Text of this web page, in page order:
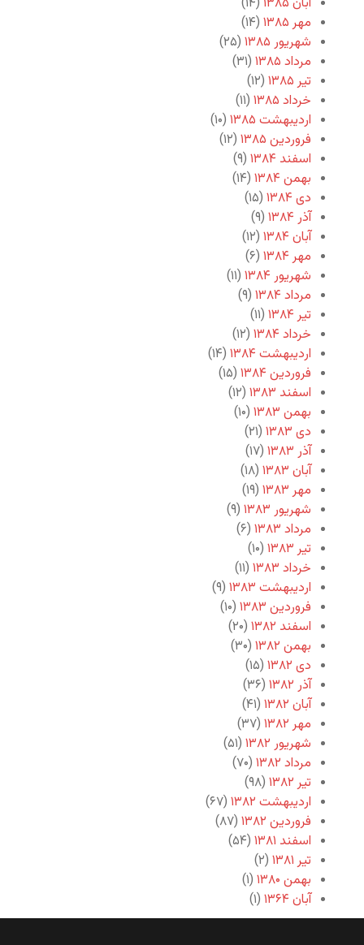
مهر ۱۳۸۵
(۱۴)
شهریور ۱۳۸۵
(۲۵)
مرداد ۱۳۸۵
(۳۱)
تیر ۱۳۸۵
(۱۲)
خرداد ۱۳۸۵
(۱۱)
اردیبهشت ۱۳۸۵
(۱۰)
فروردین ۱۳۸۵
(۱۲)
اسفند ۱۳۸۴
(۹)
بهمن ۱۳۸۴
(۱۴)
دی ۱۳۸۴
(۱۵)
آذر ۱۳۸۴
(۹)
آبان ۱۳۸۴
(۱۲)
مهر ۱۳۸۴
(۶)
شهریور ۱۳۸۴
(۱۱)
مرداد ۱۳۸۴
(۹)
تیر ۱۳۸۴
(۱۱)
خرداد ۱۳۸۴
(۱۲)
اردیبهشت ۱۳۸۴
(۱۴)
فروردین ۱۳۸۴
(۱۵)
اسفند ۱۳۸۳
(۱۲)
بهمن ۱۳۸۳
(۱۰)
دی ۱۳۸۳
(۲۱)
آذر ۱۳۸۳
(۱۷)
آبان ۱۳۸۳
(۱۸)
مهر ۱۳۸۳
(۱۹)
شهریور ۱۳۸۳
(۹)
مرداد ۱۳۸۳
(۶)
تیر ۱۳۸۳
(۱۰)
خرداد ۱۳۸۳
(۱۱)
اردیبهشت ۱۳۸۳
(۹)
فروردین ۱۳۸۳
(۱۰)
اسفند ۱۳۸۲
(۲۰)
بهمن ۱۳۸۲
(۳۰)
دی ۱۳۸۲
(۱۵)
آذر ۱۳۸۲
(۳۶)
آبان ۱۳۸۲
(۴۱)
مهر ۱۳۸۲
(۳۷)
شهریور ۱۳۸۲
(۵۱)
مرداد ۱۳۸۲
(۷۰)
تیر ۱۳۸۲
(۹۸)
اردیبهشت ۱۳۸۲
(۶۷)
فروردین ۱۳۸۲
(۸۷)
اسفند ۱۳۸۱
(۵۴)
تیر ۱۳۸۱
(۲)
بهمن ۱۳۸۰
(۱)
آبان ۱۳۶۴
(۱)